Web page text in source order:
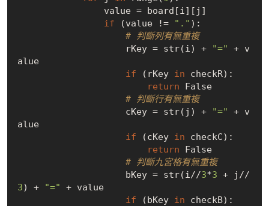
if (value != "." ):
# 判斷列有無重複
                    rKey = str(i) +
"=" + v
alue
if (rKey in checkR):
return
False
# 判斷行有無重複
                    cKey = str(j) +
"=" + v
alue
if (cKey in checkC):
return
False
# 判斷九宮格有無重複
                    bKey = str(i//
3*3 + j//
3) + "=" + value
if (bKey in checkB):